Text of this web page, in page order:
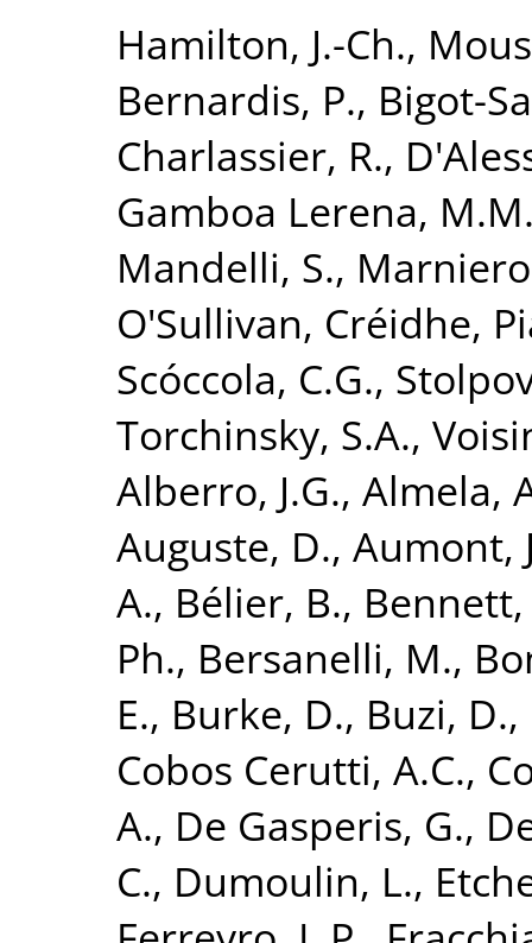
Hamilton, J.-Ch.,
Bernardis, P., Bigot-
Charlassier, R.,
Gamboa Lerena,
Mandelli, S.,
O'Sullivan, Créidhe,
Scóccola, C.G.,
Torchinsky, S.A.,
Alberro, J.G., Almela,
Auguste, D., Aumont,
A., Bélier, B.,
Ph., Bersanelli, M.,
E., Burke, D., Buzi, D.,
Cobos Cerutti, A.C.,
A., De Gasperis, G.,
C., Dumoulin, L.,